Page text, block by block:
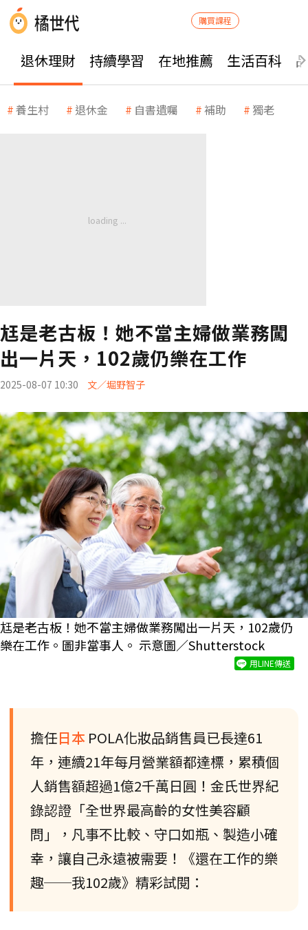
購買課程
退休理財 持續學習 在地推薦 生活百科
養生村 退休金 自書遺囑 補助 獨老
尪是老古板！她不當主婦做業務闖
出一片天，102歲仍樂在工作
2025-08-07 10:30 文／堀野智子
尪是老古板！她不當主婦做業務闖出一片天，102歲仍
樂在工作。圖非當事人。 示意圖／Shutterstock
用LINE傳送
擔任日本 POLA化妝品銷售員已長達61
年，連續21年每月營業額都達標，累積個
人銷售額超過1億2千萬日圓！金氏世界紀
錄認證「全世界最高齡的女性美容顧
問」，凡事不比較、守口如瓶、製造小確
幸，讓自己永遠被需要！《還在工作的樂
趣──我102歲》精彩試閱：